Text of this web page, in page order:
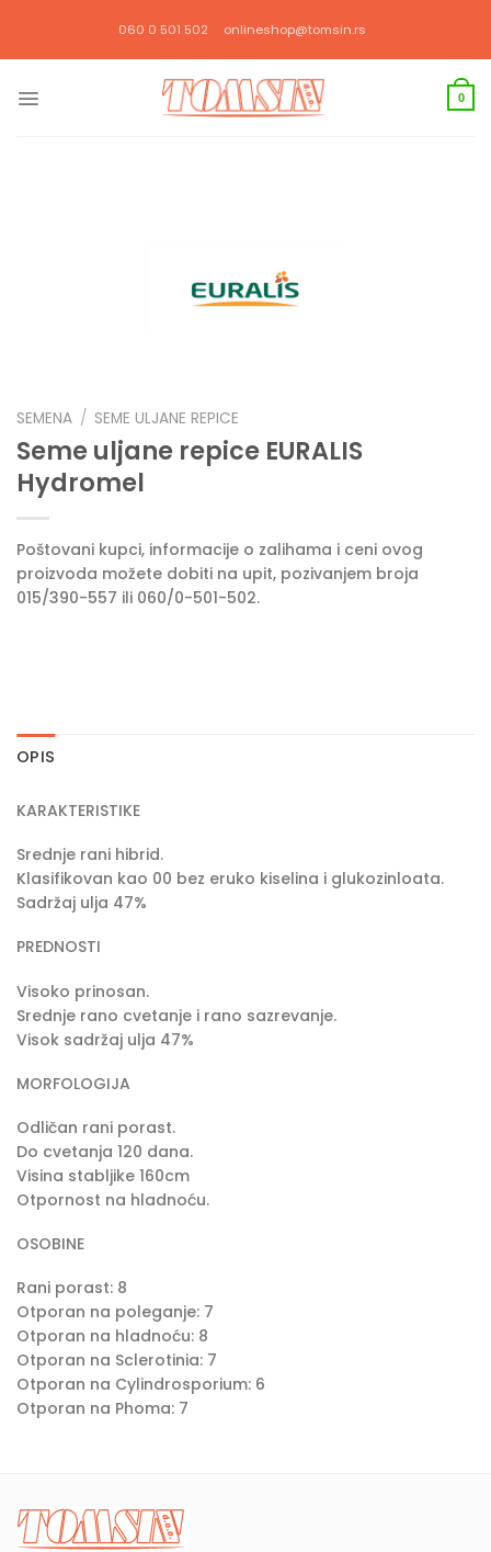
садржај
060 0 501 502 onlineshop@tomsin.rs
0
SEMENA / SEME ULJANE REPICE
Seme uljane repice EURALIS
Hydromel
Poštovani kupci, informacije o zalihama i ceni ovog
proizvoda možete dobiti na upit, pozivanjem broja
015/390-557 ili 060/0-501-502.
OPIS
KARAKTERISTIKE
Srednje rani hibrid.
Klasifikovan kao 00 bez eruko kiselina i glukozinloata.
Sadržaj ulja 47%
PREDNOSTI
Visoko prinosan.
Srednje rano cvetanje i rano sazrevanje.
Visok sadržaj ulja 47%
MORFOLOGIJA
Odličan rani porast.
Do cvetanja 120 dana.
Visina stabljike 160cm
Otpornost na hladnoću.
OSOBINE
Rani porast: 8
Otporan na poleganje: 7
Otporan na hladnoću: 8
Otporan na Sclerotinia: 7
Otporan na Cylindrosporium: 6
Otporan na Phoma: 7